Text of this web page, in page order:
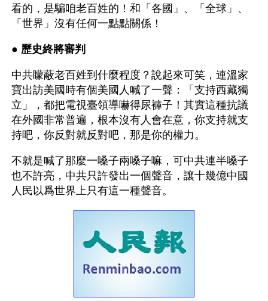
看的，是騙咱老百姓的！和「各國」、「全球」、
「世界」沒有任何一點點關係！
● 歷史終將審判
中共矇蔽老百姓到什麼程度？說起來可笑，連溫家
寶出訪美國時有個美國人喊了一聲：「支持西藏獨
立」，都把電視臺領導嚇得尿褲子！其實這種抗議
在外國非常普遍，根本沒有人會在意，你支持就支
持吧，你反對就反對吧，那是你的權力。
不就是喊了那麼一嗓子兩嗓子嘛，可中共連半嗓子
也不許亮，中共只許發出一個聲音，讓十幾億中國
人民以爲世界上只有這一種聲音。